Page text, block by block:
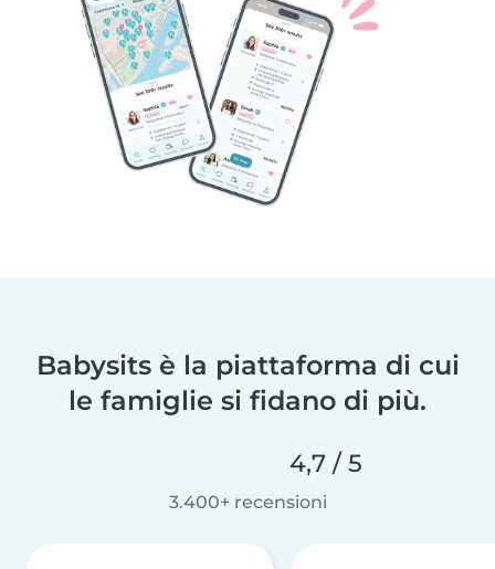
Babysits è la piattaforma di cui
le famiglie si fidano di più.
4,7 / 5
3.400+ recensioni